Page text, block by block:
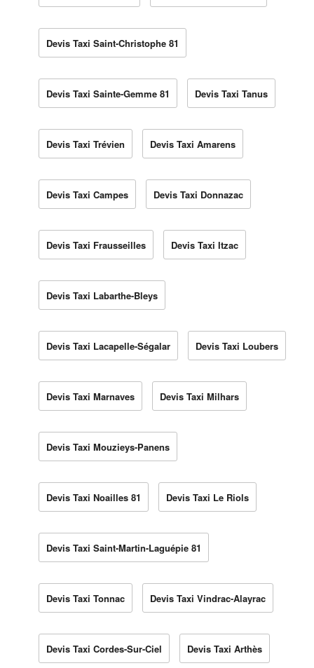
Devis Taxi Saint-Christophe 81
Devis Taxi Sainte-Gemme 81 Devis Taxi Tanus
Devis Taxi Trévien Devis Taxi Amarens
Devis Taxi Campes Devis Taxi Donnazac
Devis Taxi Frausseilles Devis Taxi Itzac
Devis Taxi Labarthe-Bleys
Devis Taxi Lacapelle-Ségalar Devis Taxi Loubers
Devis Taxi Marnaves Devis Taxi Milhars
Devis Taxi Mouzieys-Panens
Devis Taxi Noailles 81 Devis Taxi Le Riols
Devis Taxi Saint-Martin-Laguépie 81
Devis Taxi Tonnac Devis Taxi Vindrac-Alayrac
Devis Taxi Cordes-Sur-Ciel Devis Taxi Arthès